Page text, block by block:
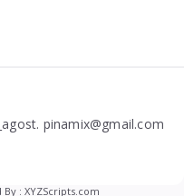
pinamix@gmail.com
By : XYZScripts.com